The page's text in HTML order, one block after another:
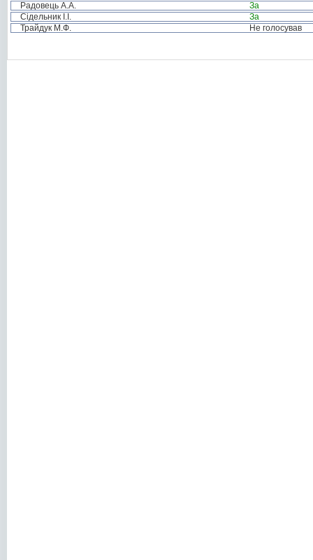
Радовець А.А.
За
Сідельник І.І.
За
Трайдук М.Ф.
Не голосував